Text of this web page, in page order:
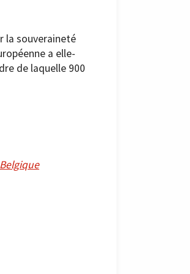
la souveraineté
a elle-
de laquelle 900